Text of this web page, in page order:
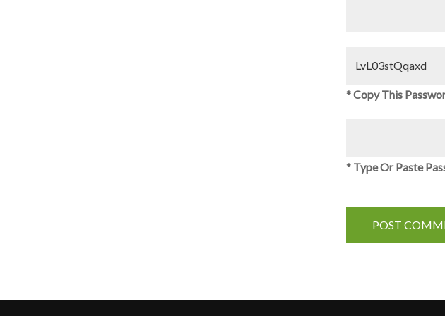
* Copy This
* Type Or Paste